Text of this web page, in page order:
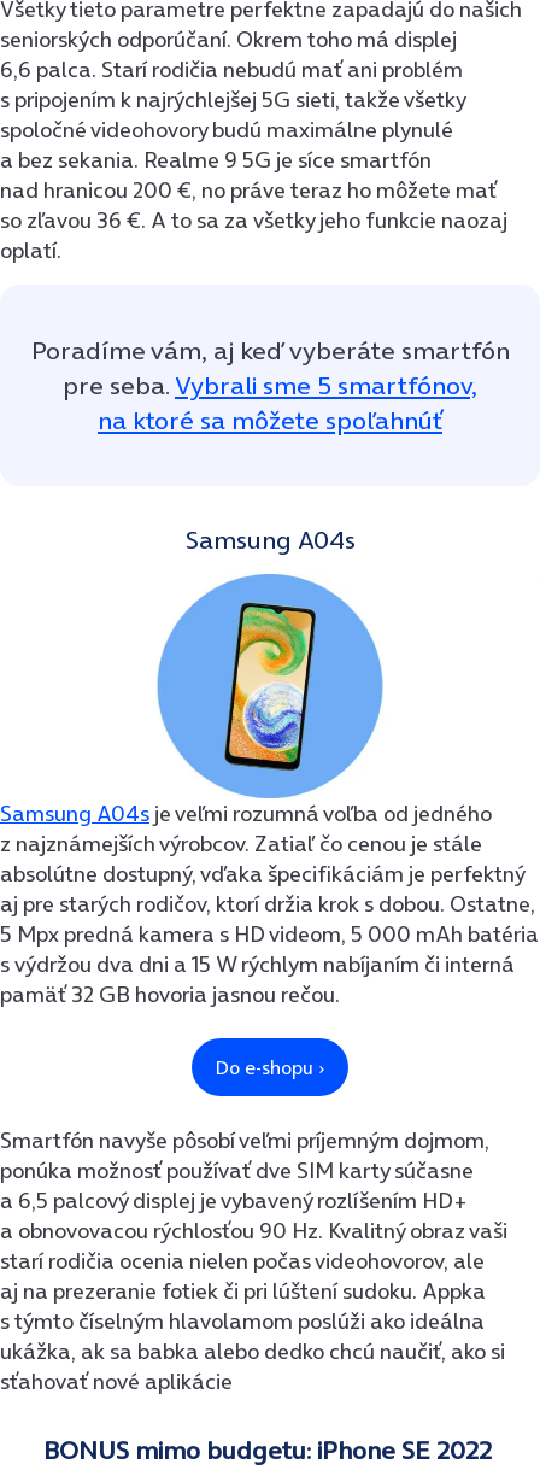
Všetky tieto parametre perfektne zapadajú do našich
seniorských odporúčaní. Okrem toho má displej
6,6 palca. Starí rodičia nebudú mať ani problém
s pripojením k najrýchlejšej 5G sieti, takže všetky
spoločné videohovory budú maximálne plynulé
a bez sekania. Realme 9 5G je síce smartfón
nad hranicou 200 €, no práve teraz ho môžete mať
so zľavou 36 €. A to sa za všetky jeho funkcie naozaj
oplatí.
Poradíme vám, aj keď vyberáte smartfón
pre seba. Vybrali sme 5 smartfónov,
na ktoré sa môžete spoľahnúť
Samsung A04s
Samsung A04s je veľmi rozumná voľba od jedného
z najznámejších výrobcov. Zatiaľ čo cenou je stále
absolútne dostupný, vďaka špecifikáciám je perfektný
aj pre starých rodičov, ktorí držia krok s dobou. Ostatne,
5 Mpx predná kamera s HD videom, 5 000 mAh batéria
s výdržou dva dni a 15 W rýchlym nabíjaním či interná
pamäť 32 GB hovoria jasnou rečou.
Smartfón navyše pôsobí veľmi príjemným dojmom,
ponúka možnosť používať dve SIM karty súčasne
a 6,5 palcový displej je vybavený rozlíšením HD+
a obnovovacou rýchlosťou 90 Hz. Kvalitný obraz vaši
starí rodičia ocenia nielen počas videohovorov, ale
aj na prezeranie fotiek či pri lúštení sudoku. Appka
s týmto číselným hlavolamom poslúži ako ideálna
ukážka, ak sa babka alebo dedko chcú naučiť, ako si
sťahovať nové aplikácie
BONUS mimo budgetu: iPhone SE 2022